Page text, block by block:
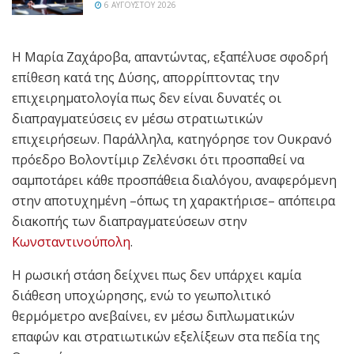
6 ΑΥΓΟΎΣΤΟΥ 2026
Η Μαρία Ζαχάροβα, απαντώντας, εξαπέλυσε σφοδρή
επίθεση κατά της Δύσης, απορρίπτοντας την
επιχειρηματολογία πως δεν είναι δυνατές οι
διαπραγματεύσεις εν μέσω στρατιωτικών
επιχειρήσεων. Παράλληλα, κατηγόρησε τον Ουκρανό
πρόεδρο Βολοντίμιρ Ζελένσκι ότι προσπαθεί να
σαμποτάρει κάθε προσπάθεια διαλόγου, αναφερόμενη
στην αποτυχημένη –όπως τη χαρακτήρισε– απόπειρα
διακοπής των διαπραγματεύσεων στην
Κωνσταντινούπολη.
Η ρωσική στάση δείχνει πως δεν υπάρχει καμία
διάθεση υποχώρησης, ενώ το γεωπολιτικό
θερμόμετρο ανεβαίνει, εν μέσω διπλωματικών
επαφών και στρατιωτικών εξελίξεων στα πεδία της